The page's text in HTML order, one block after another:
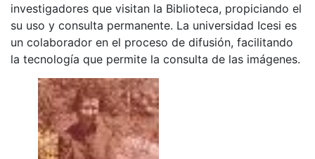
investigadores que visitan la Biblioteca, propiciando el
su uso y consulta permanente. La universidad Icesi es
un colaborador en el proceso de difusión, facilitando
la tecnología que permite la consulta de las imágenes.